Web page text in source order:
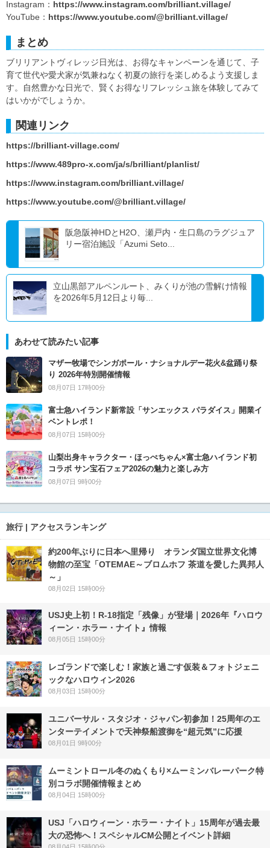
Instagram： https://www.instagram.com/brilliant.village/
YouTube： https://www.youtube.com/@brilliant.village/
まとめ
ブリリアントヴィレッジ日光は、お得なキャンペーンを通じて、子
育て世代や愛犬家が気兼ねなく初夏の旅行を楽しめるよう支援しま
す。自然豊かな日光で、賢くお得なリフレッシュ旅を体験してみて
はいかがでしょうか。
関連リンク
https://brilliant-village.com/
https://www.489pro-x.com/ja/s/brilliant/planlist/
https://www.instagram.com/brilliant.village/
https://www.youtube.com/@brilliant.village/
阪急阪神HDとH2O、瀬戸内・生口島のラグジュア
リー宿泊施設「Azumi Seto...
立山黒部アルペンルート、みくりが池の雪解け情報
を2026年5月12日より毎...
あわせて読みたい記事
マザー牧場でシンガポール・ナショナルデー花火&盆踊り祭
り 2026年特別開催情報
08月07日 17時00分
富士急ハイランド新常設「サンエックス パラダイス」開業イ
ベントレポ！
08月07日 15時00分
山梨出身キャラクター・ほっぺちゃん×富士急ハイランド初
コラボ サン宝石フェア2026の魅力と楽しみ方
08月07日 9時00分
旅行 | アクセスランキング
約200年ぶりに日本へ里帰り オランダ国立世界文化博
物館の至宝「OTEMAE～ブロムホフ 茶道を愛した異邦人
～」
08月02日 15時00分
USJ史上初！R-18指定「残像」が登場｜2026年『ハロウ
ィーン・ホラー・ナイト』情報
08月05日 15時00分
レゴランドで楽しむ！家族と過ごす仮装＆フォトジェニ
ックなハロウィン2026
08月03日 15時00分
ユニバーサル・スタジオ・ジャパン初参加！25周年のエ
ンターテイメントで天神祭船渡御を“超元気”に応援
08月01日 9時00分
ムーミントロール冬のぬくもり×ムーミンバレーパーク特
別コラボ開催情報まとめ
08月04日 15時00分
USJ「ハロウィーン・ホラー・ナイト」15周年が過去最
大の恐怖へ！スペシャルCM公開とイベント詳細